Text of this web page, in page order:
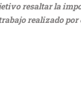
resaltar la
realizado por